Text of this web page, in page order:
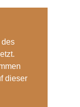
des
dieser